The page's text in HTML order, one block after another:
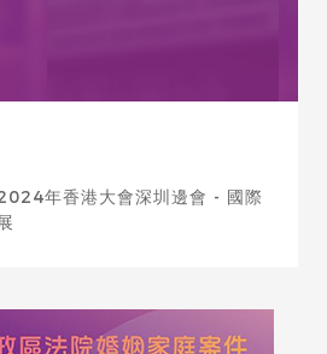
年香港大會深圳邊會 - 國際